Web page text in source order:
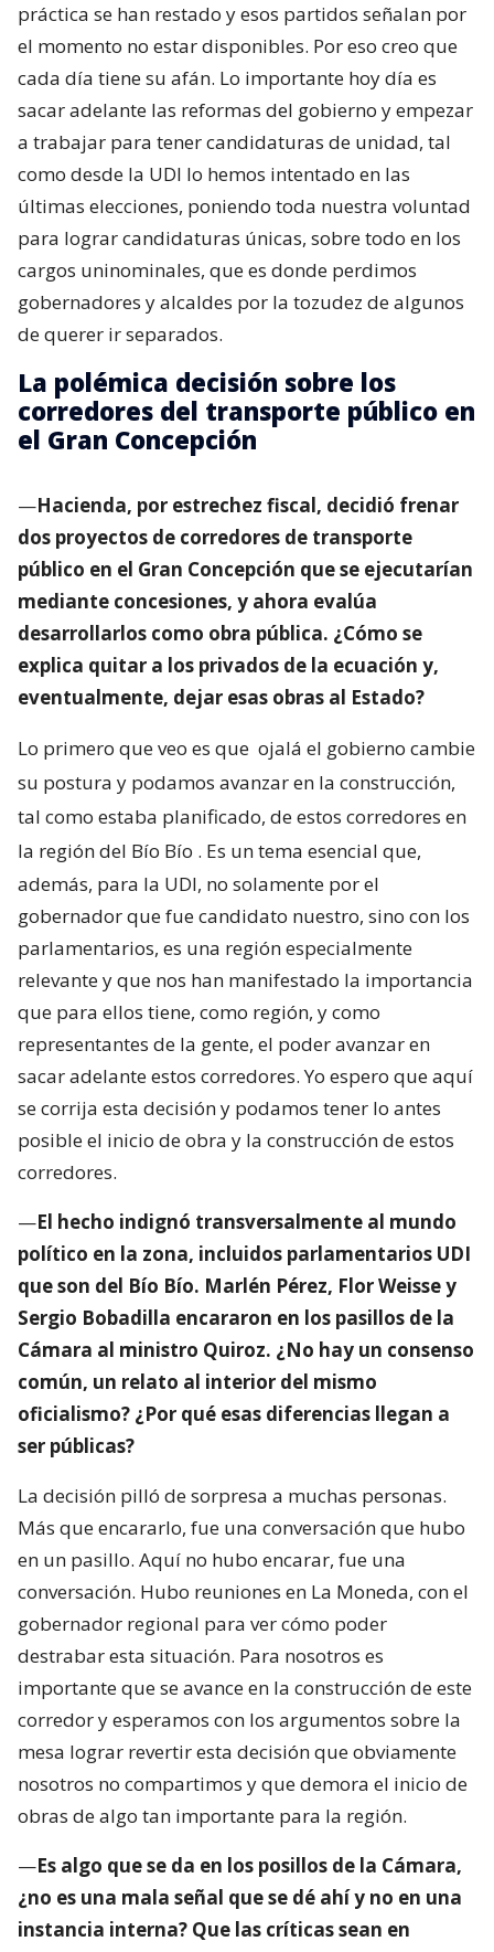
práctica se han restado y esos partidos señalan por
el momento no estar disponibles. Por eso creo que
cada día tiene su afán. Lo importante hoy día es
sacar adelante las reformas del gobierno y empezar
a trabajar para tener candidaturas de unidad, tal
como desde la UDI lo hemos intentado en las
últimas elecciones, poniendo toda nuestra voluntad
para lograr candidaturas únicas, sobre todo en los
cargos uninominales, que es donde perdimos
gobernadores y alcaldes por la tozudez de algunos
de querer ir separados.
La polémica decisión sobre los
corredores del transporte público en
el Gran Concepción
—Hacienda, por estrechez fiscal, decidió frenar
dos proyectos de corredores de transporte
público en el Gran Concepción que se ejecutarían
mediante concesiones, y ahora evalúa
desarrollarlos como obra pública. ¿Cómo se
explica quitar a los privados de la ecuación y,
eventualmente, dejar esas obras al Estado?
Lo primero que veo es que ojalá el gobierno cambie
su postura y podamos avanzar en la construcción,
tal como estaba planificado, de estos corredores en
la región del Bío Bío . Es un tema esencial que,
además, para la UDI, no solamente por el
gobernador que fue candidato nuestro, sino con los
parlamentarios, es una región especialmente
relevante y que nos han manifestado la importancia
que para ellos tiene, como región, y como
representantes de la gente, el poder avanzar en
sacar adelante estos corredores. Yo espero que aquí
se corrija esta decisión y podamos tener lo antes
posible el inicio de obra y la construcción de estos
corredores.
—El hecho indignó transversalmente al mundo
político en la zona, incluidos parlamentarios UDI
que son del Bío Bío. Marlén Pérez, Flor Weisse y
Sergio Bobadilla encararon en los pasillos de la
Cámara al ministro Quiroz. ¿No hay un consenso
común, un relato al interior del mismo
oficialismo? ¿Por qué esas diferencias llegan a
ser públicas?
La decisión pilló de sorpresa a muchas personas.
Más que encararlo, fue una conversación que hubo
en un pasillo. Aquí no hubo encarar, fue una
conversación. Hubo reuniones en La Moneda, con el
gobernador regional para ver cómo poder
destrabar esta situación. Para nosotros es
importante que se avance en la construcción de este
corredor y esperamos con los argumentos sobre la
mesa lograr revertir esta decisión que obviamente
nosotros no compartimos y que demora el inicio de
obras de algo tan importante para la región.
—Es algo que se da en los posillos de la Cámara,
¿no es una mala señal que se dé ahí y no en una
instancia interna? Que las críticas sean en